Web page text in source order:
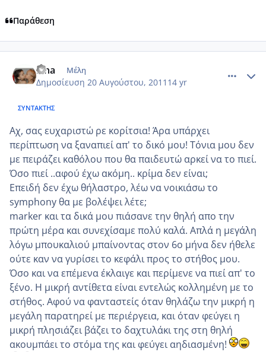
Παράθεση
lena Μέλη
Δημοσίευση 20 Αυγούστου, 2011 14 yr
ΣΥΝΤΆΚΤΗΣ
Αχ, σας ευχαριστώ ρε κορίτσια! Άρα υπάρχει
περίπτωση να ξαναπιεί απ' το δικό μου! Τόνια μου δεν
με πειράζει καθόλου που θα παιδευτώ αρκεί να το πιεί.
Όσο πιεί ..αφού έχω ακόμη.. κρίμα δεν είναι;
Επειδή δεν έχω θήλαστρο, λέω να νοικιάσω το
symphony θα με βολέψει λέτε;
marker και τα δικά μου πιάσανε την θηλή απο την
πρώτη μέρα και συνεχίσαμε πολύ καλά. Απλά η μεγάλη
λόγω μπουκαλιού μπαίνοντας στον 6ο μήνα δεν ήθελε
ούτε καν να γυρίσει το κεφάλι προς το στήθος μου.
Όσο και να επέμενα έκλαιγε και περίμενε να πιεί απ' το
ξένο. Η μικρή αντίθετα είναι εντελώς κολλημένη με το
στήθος. Αφού να φανταστείς όταν θηλάζω την μικρή η
μεγάλη παρατηρεί με περιέργεια, και όταν φεύγει η
μικρή πλησιάζει βάζει το δαχτυλάκι της στη θηλή
ακουμπάει το στόμα της και φεύγει αηδιασμένη!